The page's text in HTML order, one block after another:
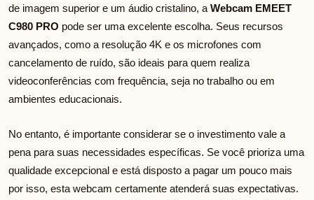
de imagem superior e um áudio cristalino, a Webcam EMEET
C980 PRO pode ser uma excelente escolha. Seus recursos
avançados, como a resolução 4K e os microfones com
cancelamento de ruído, são ideais para quem realiza
videoconferências com frequência, seja no trabalho ou em
ambientes educacionais.
No entanto, é importante considerar se o investimento vale a
pena para suas necessidades específicas. Se você prioriza uma
qualidade excepcional e está disposto a pagar um pouco mais
por isso, esta webcam certamente atenderá suas expectativas.